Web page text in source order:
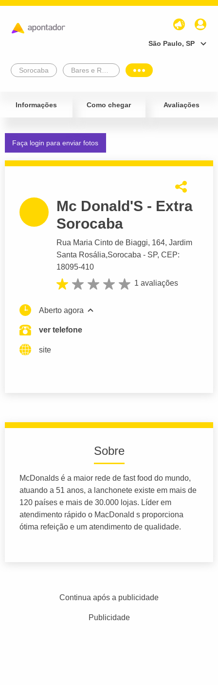
São Paulo, SP
Sorocaba
Informações Como chegar Avaliações
Faça login para enviar fotos
Mc Donald'S - Extra
Sorocaba
Rua Maria Cinto de Biaggi, 164, Jardim
Santa Rosália,Sorocaba - SP, CEP:
18095-410
1 avaliações
Aberto agora
ver telefone
site
Sobre
McDonalds é a maior rede de fast food do mundo,
atuando a 51 anos, a lanchonete existe em mais de
120 países e mais de 30.000 lojas. Líder em
atendimento rápido o MacDonald s proporciona
ótima refeição e um atendimento de qualidade.
Continua após a publicidade
Publicidade